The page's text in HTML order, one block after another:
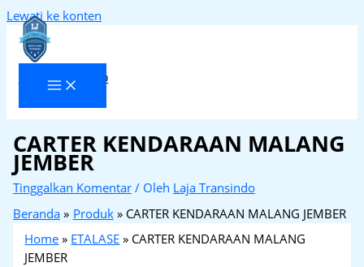
Lewati ke konten
Laja Transindo
CARTER KENDARAAN MALANG
JEMBER
Tinggalkan Komentar / Oleh Laja Transindo
Beranda
Produk
CARTER KENDARAAN MALANG JEMBER
Home » ETALASE » CARTER KENDARAAN MALANG
JEMBER